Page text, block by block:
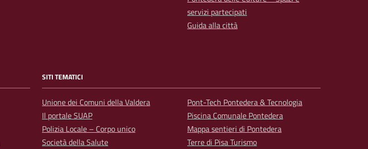
servizi partecipati
Guida alla città
SITI TEMATICI
Unione dei Comuni della Valdera
Il portale SUAP
Polizia Locale – Corpo unico
Società della Salute
Pont-Tech Pontedera & Tecnologia
Piscina Comunale Pontedera
Mappa sentieri di Pontedera
Terre di Pisa Turismo